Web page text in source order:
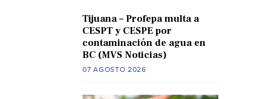
Tijuana – Profepa multa a
CESPT y CESPE por
contaminación de agua en
BC (MVS Noticias)
07 AGOSTO 2026